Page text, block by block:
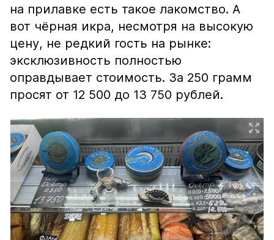
на прилавке есть такое лакомство. А
вот чёрная икра, несмотря на высокую
цену, не редкий гость на рынке:
эксклюзивность полностью
оправдывает стоимость. За 250 грамм
просят от 12 500 до 13 750 рублей.